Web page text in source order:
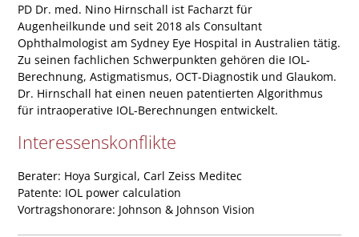
PD Dr. med. Nino Hirnschall ist Facharzt für
Augenheilkunde und seit 2018 als Consultant
Ophthalmologist am Sydney Eye Hospital in Australien tätig.
Zu seinen fachlichen Schwerpunkten gehören die IOL-
Berechnung, Astigmatismus, OCT-Diagnostik und Glaukom.
Dr. Hirnschall hat einen neuen patentierten Algorithmus
für intraoperative IOL-Berechnungen entwickelt.
Interessenskonflikte
Berater: Hoya Surgical, Carl Zeiss Meditec
Patente: IOL power calculation
Vortragshonorare: Johnson & Johnson Vision